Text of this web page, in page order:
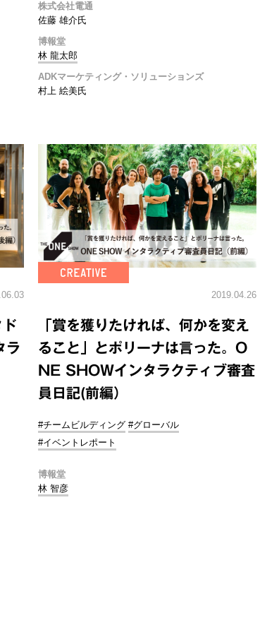
株式会社電通
佐藤 雄介氏
博報堂
林 龍太郎
ADKマーケティング・ソリューションズ
村上 絵美氏
ラ
2019.04.26
「賞を獲りたければ、何かを変え
ること」とポリーナは言った。O
NE SHOWインタラクティブ審査
員日記(前編）
#チームビルディング #グローバル
#イベントレポート
博報堂
林 智彦